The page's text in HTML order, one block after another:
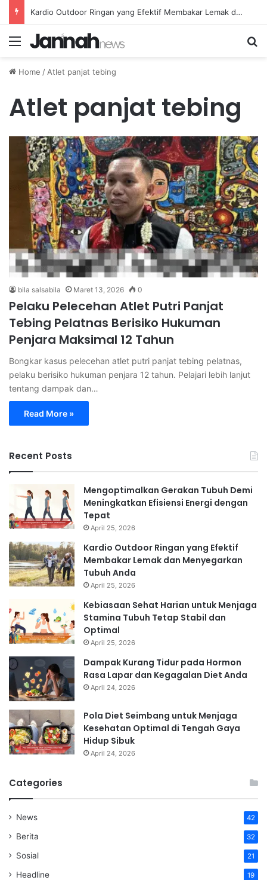
Kardio Outdoor Ringan yang Efektif Membakar Lemak dan Menyegarkan Tubuh Anda
Menu
Home / Atlet panjat tebing
Atlet panjat tebing
bila salsabila Maret 13, 2026 0
Pelaku Pelecehan Atlet Putri Panjat
Tebing Pelatnas Berisiko Hukuman
Penjara Maksimal 12 Tahun
Bongkar kasus pelecehan atlet putri panjat tebing pelatnas,
pelaku berisiko hukuman penjara 12 tahun. Pelajari lebih lanjut
tentang dampak dan…
Read More »
Recent Posts
Mengoptimalkan Gerakan Tubuh Demi
Meningkatkan Efisiensi Energi dengan
Tepat
April 25, 2026
Kardio Outdoor Ringan yang Efektif
Membakar Lemak dan Menyegarkan
Tubuh Anda
April 25, 2026
Kebiasaan Sehat Harian untuk Menjaga
Stamina Tubuh Tetap Stabil dan
Optimal
April 25, 2026
Dampak Kurang Tidur pada Hormon
Rasa Lapar dan Kegagalan Diet Anda
April 24, 2026
Pola Diet Seimbang untuk Menjaga
Kesehatan Optimal di Tengah Gaya
Hidup Sibuk
April 24, 2026
Categories
News 42
Berita 32
Sosial 21
Headline 19